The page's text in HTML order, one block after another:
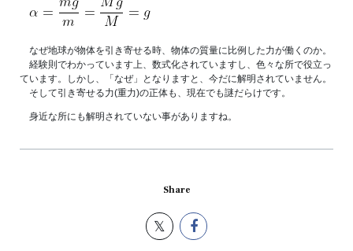
なぜ地球が物体を引き寄せる時、物体の質量に比例した力が働くのか。
経験則でわかっています上、数式化されていますし、色々な所で役立っ
ています。しかし、「なぜ」となりますと、今だに解明されていません。
そして引き寄せる力(重力)の正体も、現在でも謎だらけです。
身近な所にも解明されていない事がありますね。
Share